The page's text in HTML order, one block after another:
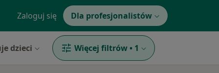
Zaloguj się Dla profesjonalistów
dzieci Więcej filtrów • 1